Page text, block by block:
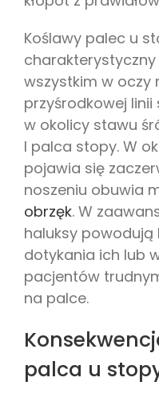
Koślawy palec u
charakterystyczny
wszystkim w oczy
przyśrodkowej linii
w okolicy stawu
I palca stopy. W
pojawia się
noszeniu obuwia
obrzęk. W
haluksy
dotykania ich lub
pacjentów
na palce.
palca u